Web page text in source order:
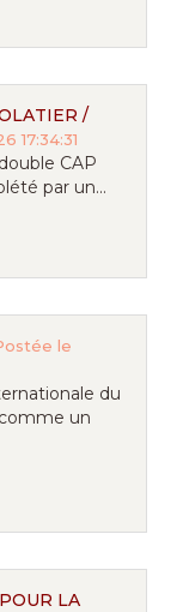
/
17:34:31
CAP
par un...
le
du
un
LA